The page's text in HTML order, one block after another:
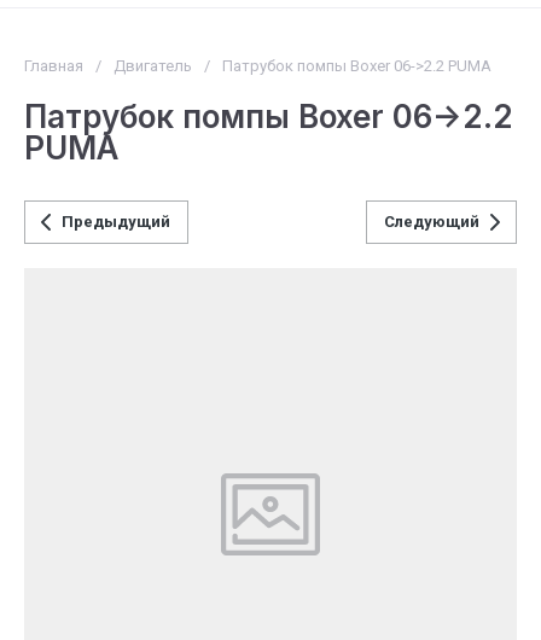
Главная / Двигатель / Патрубок помпы Boxer 06->2.2 PUMA
Патрубок помпы Boxer 06->2.2
PUMA
Предыдущий Следующий